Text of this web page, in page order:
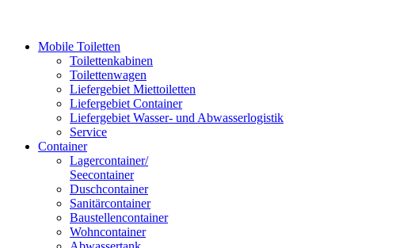
Mobile Toiletten
Toilettenkabinen
Toilettenwagen
Liefergebiet Miettoiletten
Liefergebiet Container
Liefergebiet Wasser- und Abwasserlogistik
Service
Container
Lagercontainer/
Seecontainer
Duschcontainer
Sanitärcontainer
Baustellencontainer
Wohncontainer